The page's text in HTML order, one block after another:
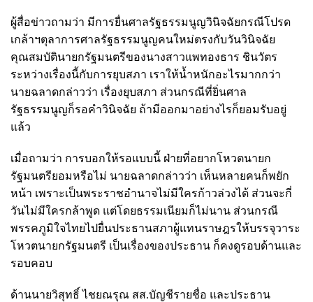
ผู้สื่อข่าวถามว่า มีการยื่นศาลรัฐธรรมนูญวินิจฉัยกรณีโปรด
เกล้าฯตุลาการศาลรัฐธรรมนูญคนใหม่ตรงกับวันวินิจฉัย
คุณสมบัตินายกรัฐมนตรีของนางสาวแพทองธาร ชินวัตร
ระหว่างเรื่องนี้กับการยุบสภา เราให้น้ำหนักอะไรมากกว่า
นายฉลาดกล่าวว่า เรื่องยุบสภา ส่วนกรณีที่ยิ่นศาล
รัฐธรรมนูญก็รอคำวินิจฉัย ถ้ามีออกมาอย่างไรก็ยอมรับอยู่
แล้ว
เมื่อถามว่า การบอกให้รอแบบนี้ ฝ่ายที่อยากโหวตนายก
รัฐมนตรียอมหรือไม่ นายฉลาดกล่าวว่า เห็นหลายคนก็พยัก
หน้า เพราะเป็นพระราชอำนาจไม่มีใครก้าวล่วงได้ ส่วนจะกี่
วันไม่มีใครกล้าพูด แต่โดยธรรมเนียมก็ไม่นาน ส่วนกรณี
พรรคภูมิใจไทยไปยื่นประธานสภาผู้แทนราษฎรให้บรรจุวาระ
โหวตนายกรัฐมนตรี เป็นเรื่องของประธาน ก็คงดูรอบด้านและ
รอบคอบ
ด้านนายวิสุทธิ์ ไชยณรุณ สส.บัญชีรายชื่อ และประธาน